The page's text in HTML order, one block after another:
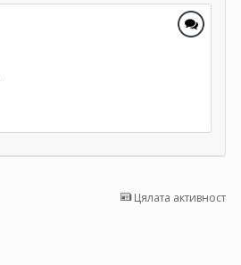
Цялата активност